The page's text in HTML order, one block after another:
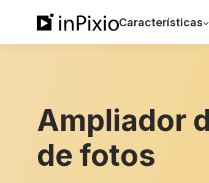
Características
Ampliador
de fotos